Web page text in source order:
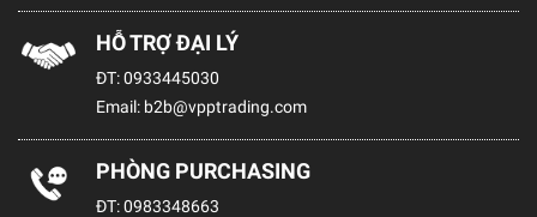
HỖ TRỢ ĐẠI LÝ
ĐT:0933445030
Email: b2b@vpptrading.com
PHÒNG PURCHASING
ĐT:0983348663